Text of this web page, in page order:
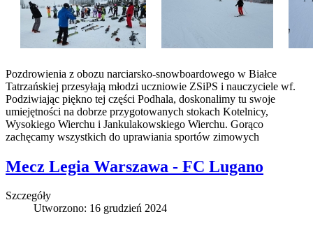
Pozdrowienia z obozu narciarsko-snowboardowego w Białce
Tatrzańskiej przesyłają młodzi uczniowie ZSiPS i nauczyciele wf.
Podziwiając piękno tej części Podhala, doskonalimy tu swoje
umiejętności na dobrze przygotowanych stokach Kotelnicy,
Wysokiego Wierchu i Jankulakowskiego Wierchu. Gorąco
zachęcamy wszystkich do uprawiania sportów zimowych
Mecz Legia Warszawa - FC Lugano
Szczegóły
Utworzono: 16 grudzień 2024